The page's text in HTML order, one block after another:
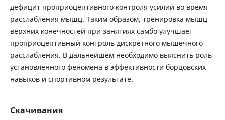
дефицит проприоцептивного контроля усилий во время
расслабления мышц. Таким образом, тренировка мышц
верхних конечностей при занятиях самбо улучшает
проприоцептивный контроль дискретного мышечного
расслабления. В дальнейшем необходимо выяснить роль
установленного феномена в эффективности борцовских
навыков и спортивном результате.
Скачивания